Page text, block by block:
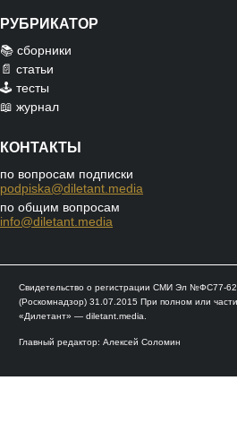
РУБРИКАТОР
📚 сборники
📄 статьи
🕹️ тесты
📖 журнал
КОНТАКТЫ
по вопросам подписки
podpiska@diletant.media
по общим вопросам
info@diletant.media
Свидетельство о регистрации СМИ Эл №ФС77-
(Роскомнадзор) 31.07.2015 При полном или
«Дилетант» — diletant.media.
Главный редактор: Алексей Соломин